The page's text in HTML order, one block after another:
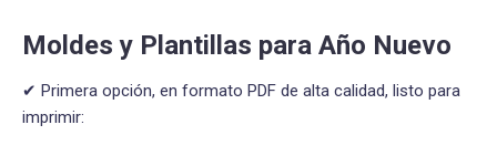
Moldes y Plantillas para Año Nuevo
✔ Primera opción, en formato PDF de alta calidad, listo para
imprimir: